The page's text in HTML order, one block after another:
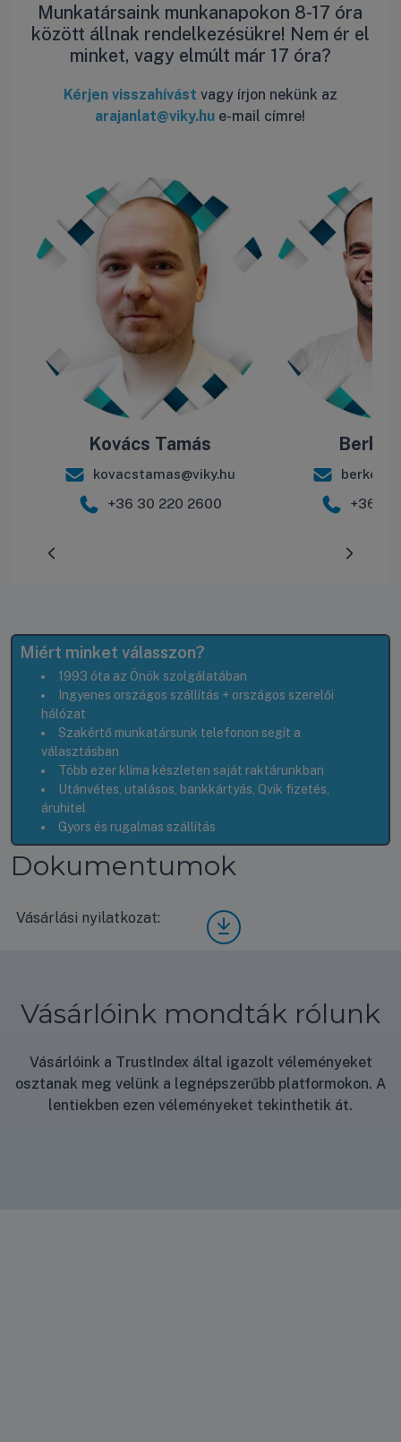
Munkatársaink munkanapokon 8-17 óra
között állnak rendelkezésükre! Nem ér el
minket, vagy elmúlt már 17 óra?
Kérjen visszahívást vagy írjon nekünk az
arajanlat@viky.hu e-mail címre!
Kovács Tamás
kovacstamas@viky.hu
+36 30 220 2600
Berke
+36 30
Miért minket válasszon?
1993 óta az Önök szolgálatában
Ingyenes országos szállítás + országos szerelői
hálózat
Szakértő munkatársunk telefonon segít a
választásban
Több ezer klíma készleten saját raktárunkban
Utánvétes, utalásos, bankkártyás, Qvik fizetés,
áruhitel
Gyors és rugalmas szállítás
Dokumentumok
Vásárlási nyilatkozat:
Vásá
rlási
Vásárlóink mondták rólunk
Vásárlóink a TrustIndex által igazolt véleményeket
osztanak meg velünk a legnépszerűbb platformokon. A
lentiekben ezen véleményeket tekinthetik át.